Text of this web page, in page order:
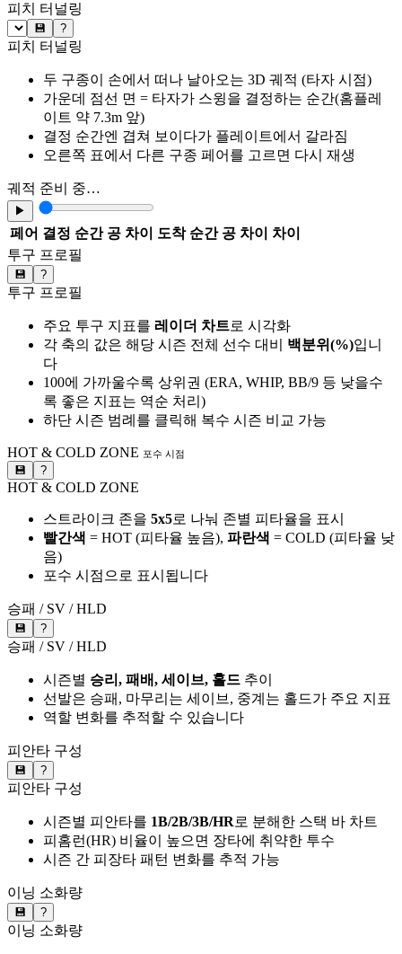
피치 터널링
💾 ?
피치 터널링
두 구종이 손에서 떠나 날아오는 3D 궤적 (타자 시점)
가운데 점선 면 = 타자가 스윙을 결정하는 순간(홈플레
이트 약 7.3m 앞)
결정 순간엔 겹쳐 보이다가 플레이트에서 갈라짐
오른쪽 표에서 다른 구종 페어를 고르면 다시 재생
궤적 준비 중…
▶
페어 결정 순간 공 차이 도착 순간 공 차이
차이
투구 프로필
💾 ?
투구 프로필
주요 투구 지표를 레이더 차트로 시각화
각 축의 값은 해당 시즌 전체 선수 대비 백분위(%)입니
다
100에 가까울수록 상위권 (ERA, WHIP, BB/9 등 낮을수
록 좋은 지표는 역순 처리)
하단 시즌 범례를 클릭해 복수 시즌 비교 가능
HOT & COLD ZONE 포수 시점
💾 ?
HOT & COLD ZONE
스트라이크 존을 5x5로 나눠 존별 피타율을 표시
빨간색 = HOT (피타율 높음), 파란색 = COLD (피타율 낮
음)
포수 시점으로 표시됩니다
승패 / SV / HLD
💾 ?
승패 / SV / HLD
시즌별 승리, 패배, 세이브, 홀드 추이
선발은 승패, 마무리는 세이브, 중계는 홀드가 주요 지표
역할 변화를 추적할 수 있습니다
피안타 구성
💾 ?
피안타 구성
시즌별 피안타를 1B/2B/3B/HR로 분해한 스택 바 차트
피홈런(HR) 비율이 높으면 장타에 취약한 투수
시즌 간 피장타 패턴 변화를 추적 가능
이닝 소화량
💾 ?
이닝 소화량